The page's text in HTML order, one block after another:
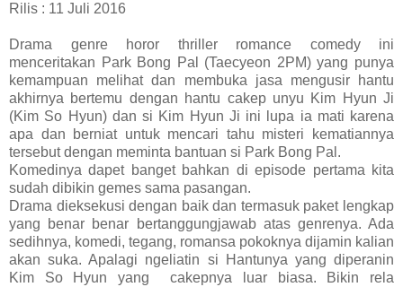
Rilis : 11 Juli 2016
Drama genre horor thriller romance comedy ini
menceritakan Park Bong Pal (Taecyeon 2PM) yang punya
kemampuan melihat dan membuka jasa mengusir hantu
akhirnya bertemu dengan hantu cakep unyu Kim Hyun Ji
(Kim So Hyun) dan si Kim Hyun Ji ini lupa ia mati karena
apa dan berniat untuk mencari tahu misteri kematiannya
tersebut dengan meminta bantuan si Park Bong Pal.
Komedinya dapet banget bahkan di episode pertama kita
sudah dibikin gemes sama pasangan.
Drama dieksekusi dengan baik dan termasuk paket lengkap
yang benar benar bertanggungjawab atas genrenya. Ada
sedihnya, komedi, tegang, romansa pokoknya dijamin kalian
akan suka. Apalagi ngeliatin si Hantunya yang diperanin
Kim So Hyun yang cakepnya luar biasa. Bikin rela